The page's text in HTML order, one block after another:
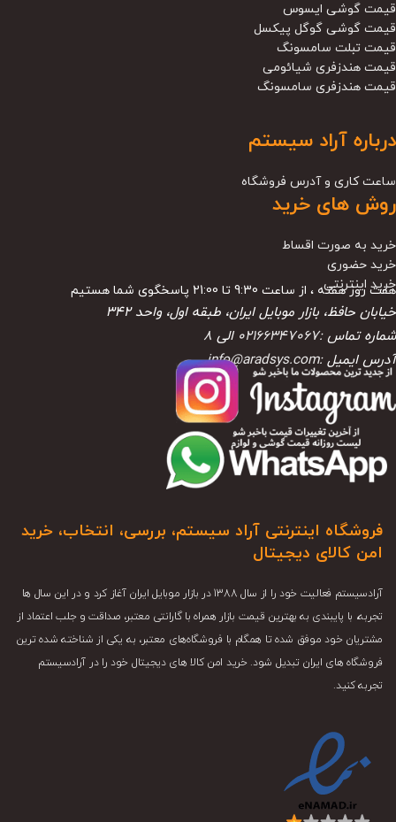
قیمت گوشی ایسوس
قیمت گوشی گوگل پیکسل
قیمت تبلت سامسونگ
قیمت هندزفری شیائومی
قیمت هندزفری سامسونگ
درباره آراد سیستم
ساعت کاری و آدرس فروشگاه
روش های خرید
خرید به صورت اقساط
خرید حضوری
خرید اینترنتی
هفت روز هفته ، از ساعت 9:30 تا 21:00 پاسخگوی شما هستیم
خیابان حافظ، بازار موبایل ایران، طبقه اول، واحد ۳۴۲
شماره تماس :02166347067 الی 8
آدرس ایمیل :info@aradsys.com
فروشگاه اینترنتی آراد سیستم، بررسی، انتخاب، خرید
امن کالای دیجیتال
آرادسیستم فعالیت خود را از سال 1388 در بازار موبایل ایران آغاز کرد و در این سال ها
تجربه، با پایبندی به بهترین قیمت بازار همراه با گارانتی معتبر، صداقت و جلب اعتماد از
مشتریان خود موفق شده تا همگام با فروشگاه‌های معتبر، به یکی از شناخته شده ترین
فروشگاه های ایران تبدیل شود. خرید امن کالا های دیجیتال خود را در آرادسیستم
تجربه کنید.